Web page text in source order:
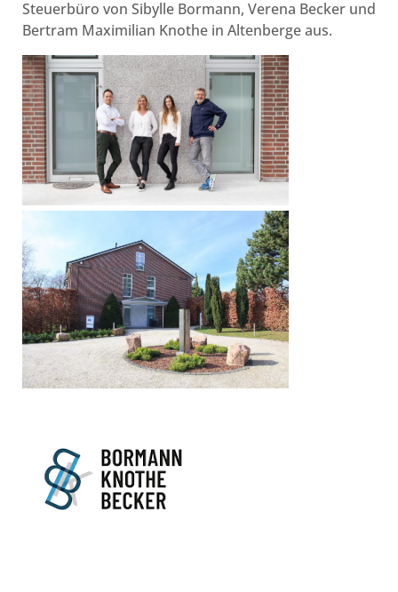
Steuerbüro von Sibylle Bormann, Verena Becker und
Bertram Maximilian Knothe in Altenberge aus.